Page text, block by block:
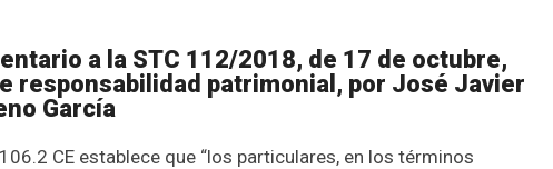
a la STC 112/2018, de 17 de octubre,
responsabilidad patrimonial, por José Javier
García
CE establece que “los particulares, en los términos